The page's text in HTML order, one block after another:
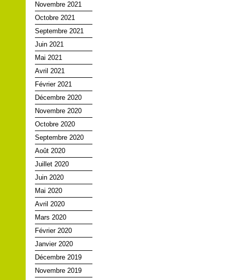
Novembre 2021
Octobre 2021
Septembre 2021
Juin 2021
Mai 2021
Avril 2021
Février 2021
Décembre 2020
Novembre 2020
Octobre 2020
Septembre 2020
Août 2020
Juillet 2020
Juin 2020
Mai 2020
Avril 2020
Mars 2020
Février 2020
Janvier 2020
Décembre 2019
Novembre 2019